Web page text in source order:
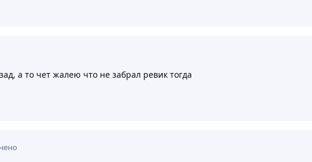
а то чет жалею что не забрал ревик тогда